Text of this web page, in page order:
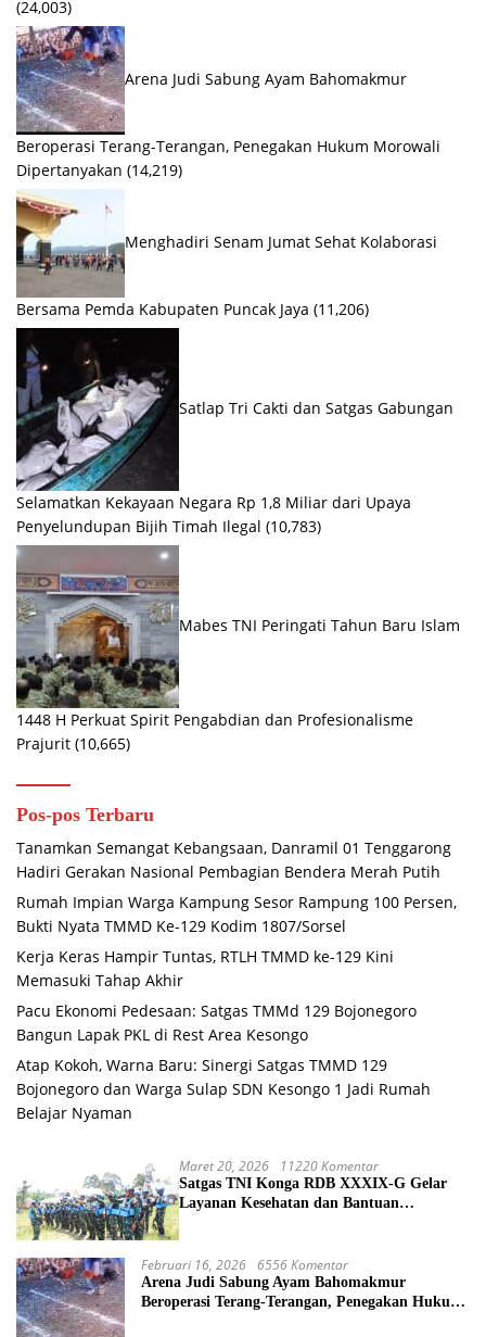
(24,003)
Arena Judi Sabung Ayam Bahomakmur
Beroperasi Terang-Terangan, Penegakan Hukum Morowali
Dipertanyakan (14,219)
Menghadiri Senam Jumat Sehat Kolaborasi
Bersama Pemda Kabupaten Puncak Jaya (11,206)
Satlap Tri Cakti dan Satgas Gabungan
Selamatkan Kekayaan Negara Rp 1,8 Miliar dari Upaya
Penyelundupan Bijih Timah Ilegal (10,783)
Mabes TNI Peringati Tahun Baru Islam
1448 H Perkuat Spirit Pengabdian dan Profesionalisme
Prajurit (10,665)
Pos-pos Terbaru
Tanamkan Semangat Kebangsaan, Danramil 01 Tenggarong
Hadiri Gerakan Nasional Pembagian Bendera Merah Putih
Rumah Impian Warga Kampung Sesor Rampung 100 Persen,
Bukti Nyata TMMD Ke-129 Kodim 1807/Sorsel
Kerja Keras Hampir Tuntas, RTLH TMMD ke-129 Kini
Memasuki Tahap Akhir
Pacu Ekonomi Pedesaan: Satgas TMMd 129 Bojonegoro
Bangun Lapak PKL di Rest Area Kesongo
Atap Kokoh, Warna Baru: Sinergi Satgas TMMD 129
Bojonegoro dan Warga Sulap SDN Kesongo 1 Jadi Rumah
Belajar Nyaman
Maret 20, 2026 11220 Komentar
Satgas TNI Konga RDB XXXIX-G Gelar
Layanan Kesehatan dan Bantuan
Februari 16, 2026 6556 Komentar
Arena Judi Sabung Ayam Bahomakmur
Beroperasi Terang-Terangan, Penegakan Hukum